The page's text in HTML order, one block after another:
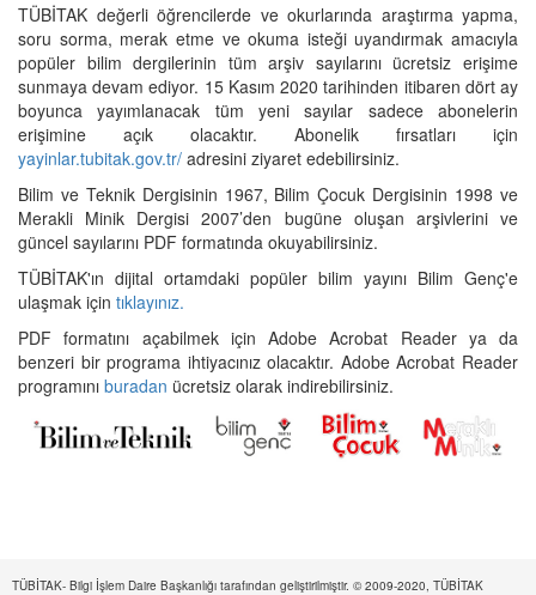
TÜBİTAK değerli öğrencilerde ve okurlarında araştırma yapma,
soru sorma, merak etme ve okuma isteği uyandırmak amacıyla
popüler bilim dergilerinin tüm arşiv sayılarını ücretsiz erişime
sunmaya devam ediyor. 15 Kasım 2020 tarihinden itibaren dört ay
boyunca yayımlanacak tüm yeni sayılar sadece abonelerin
erişimine açık olacaktır. Abonelik fırsatları için
yayinlar.tubitak.gov.tr/ adresini ziyaret edebilirsiniz.
Bilim ve Teknik Dergisinin 1967, Bilim Çocuk Dergisinin 1998 ve
Merakli Minik Dergisi 2007’den bugüne oluşan arşivlerini ve
güncel sayılarını PDF formatında okuyabilirsiniz.
TÜBİTAK'ın dijital ortamdaki popüler bilim yayını Bilim Genç'e
ulaşmak için tıklayınız.
PDF formatını açabilmek için Adobe Acrobat Reader ya da
benzeri bir programa ihtiyacınız olacaktır. Adobe Acrobat Reader
programını buradan ücretsiz olarak indirebilirsiniz.
TÜBİTAK- Bilgi İşlem Daire Başkanlığı tarafından geliştirilmiştir. © 2009-2020, TÜBİTAK